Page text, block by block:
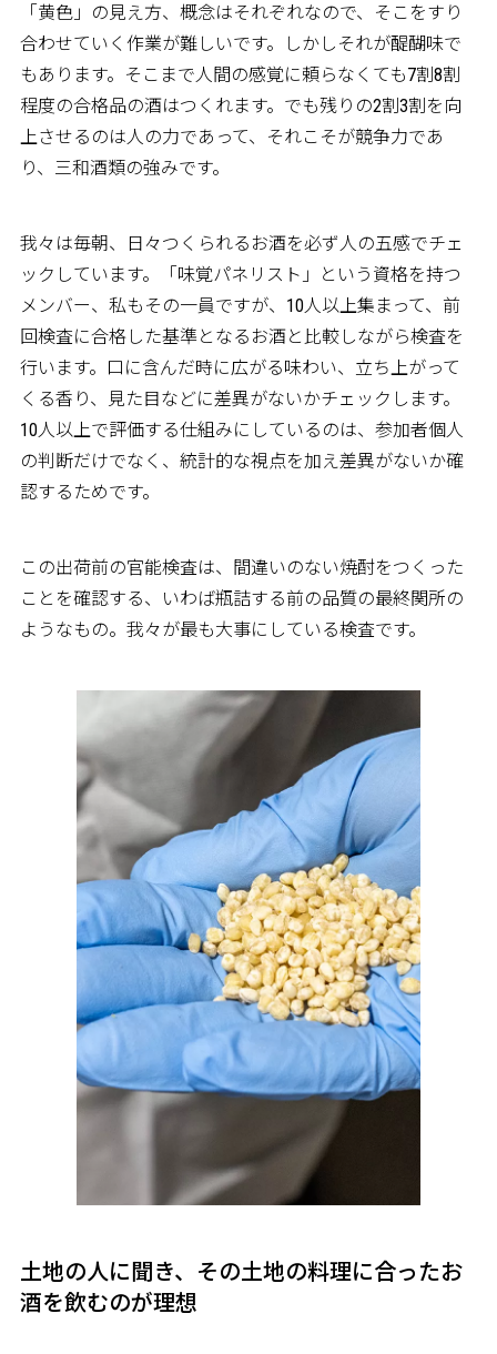
「黄色」の見え方、概念はそれぞれなので、そこをすり
合わせていく作業が難しいです。しかしそれが醍醐味で
もあります。そこまで人間の感覚に頼らなくても7割8割
程度の合格品の酒はつくれます。でも残りの2割3割を向
上させるのは人の力であって、それこそが競争力であ
り、三和酒類の強みです。
我々は毎朝、日々つくられるお酒を必ず人の五感でチェ
ックしています。「味覚パネリスト」という資格を持つ
メンバー、私もその一員ですが、10人以上集まって、前
回検査に合格した基準となるお酒と比較しながら検査を
行います。口に含んだ時に広がる味わい、立ち上がって
くる香り、見た目などに差異がないかチェックします。
10人以上で評価する仕組みにしているのは、参加者個人
の判断だけでなく、統計的な視点を加え差異がないか確
認するためです。
この出荷前の官能検査は、間違いのない焼酎をつくった
ことを確認する、いわば瓶詰する前の品質の最終関所の
ようなもの。我々が最も大事にしている検査です。
土地の人に聞き、その土地の料理に合ったお
酒を飲むのが理想